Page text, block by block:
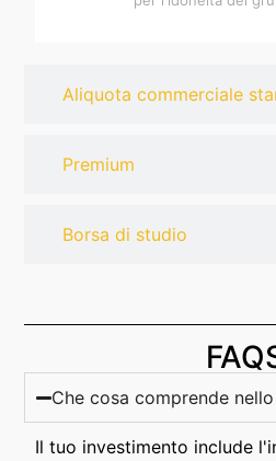
Aliquota commerciale
Premium
Borsa di studio
Che cosa comprende
Il tuo investimento include